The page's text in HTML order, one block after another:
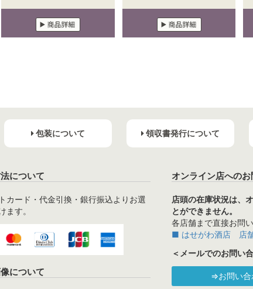
包装について 領収書発行について
について
カード・代金引換・銀行振込よりお選
ます。
について
オンライン店への
店頭の在庫状況は、
とができません。
各店舗まで直接お問
■ はせがわ酒店 店
＜メールでのお問い
⇒お問い合